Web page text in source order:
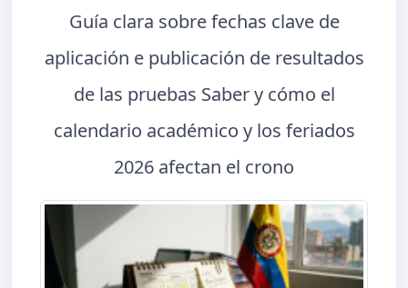
Guía clara sobre fechas clave de
aplicación e publicación de resultados
de las pruebas Saber y cómo el
calendario académico y los feriados
2026 afectan el crono